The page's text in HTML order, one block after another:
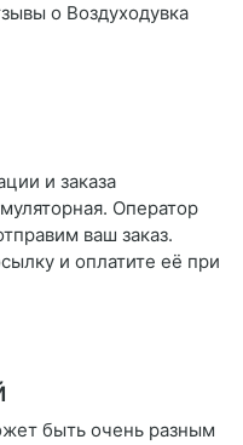
о Воздуходувка
и заказа
Оператор
ваш заказ.
и оплатите её при
быть очень разным